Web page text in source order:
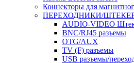
Коннекторы для
ПЕРЕХОДНИКИ/
AUDIO-VIDEO
BNC/RJ45 разъемы
OTG/AUX
TV (F) разъемы
USB разъемы/